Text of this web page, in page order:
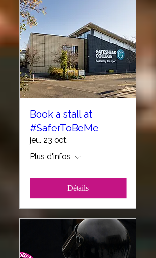
Book a stall at
#SaferToBeMe
jeu. 23 oct.
Plus d'infos
Détails